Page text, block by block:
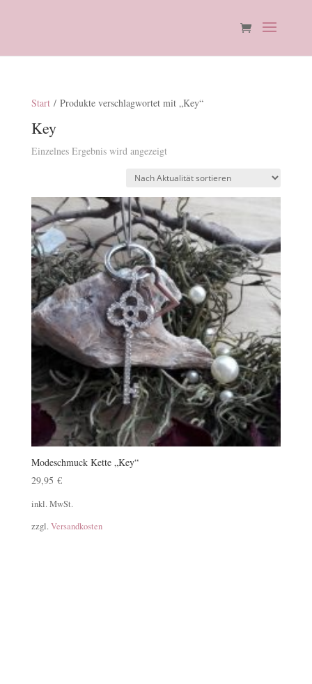
Start/ Produkte verschlagwortet mit „Key“
Key
Einzelnes Ergebnis wird angezeigt
Modeschmuck Kette „Key“
29,95 €
inkl. MwSt.
zzgl. Versandkosten